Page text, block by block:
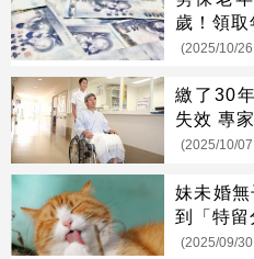
歲！領
(2025/10/
繳了30
失效 專
(2025/10/
妹未婚
到「特
(2025/09/